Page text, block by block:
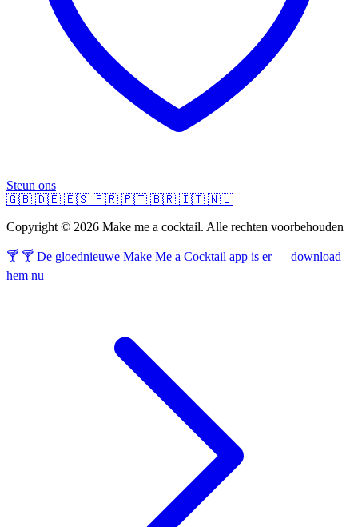
Steun ons
🇬🇧 🇩🇪 🇪🇸 🇫🇷 🇵🇹 🇧🇷 🇮🇹 🇳🇱
Copyright © 2026 Make me a cocktail. Alle rechten voorbehouden
🍸 🍸 De gloednieuwe Make Me a Cocktail app is er — download
hem nu